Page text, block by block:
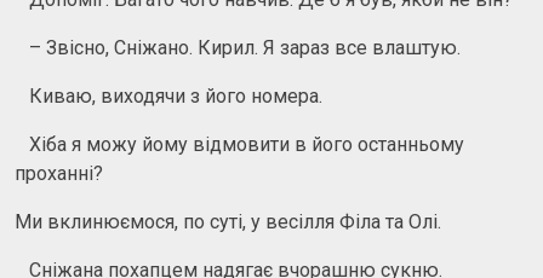
– Звісно, ​​Сніжано. Кирил. Я зараз все влаштую.
Киваю, виходячи з його номера.
Хіба я можу йому відмовити в його останньому
проханні?
Ми вклинюємося, по суті, у весілля Філа та Олі.
Сніжана похапцем надягає вчорашню сукню.